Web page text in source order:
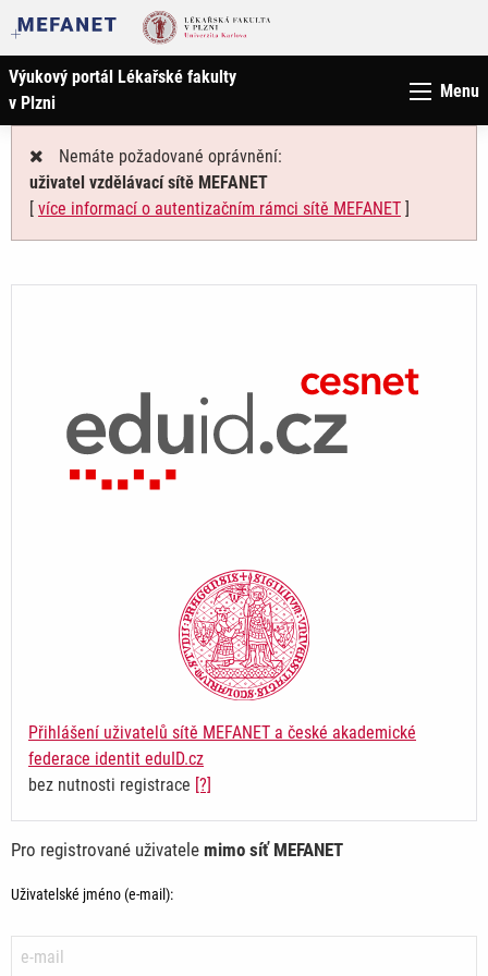
Výukový portál Lékařské fakulty
v Plzni
Menu
Nemáte požadované oprávnění:
uživatel vzdělávací sítě MEFANET
[ více informací o autentizačním rámci sítě MEFANET ]
Přihlášení uživatelů sítě MEFANET a české akademické
federace identit eduID.cz
bez nutnosti registrace [?]
Pro registrované uživatele mimo síť MEFANET
Uživatelské jméno (e-mail):